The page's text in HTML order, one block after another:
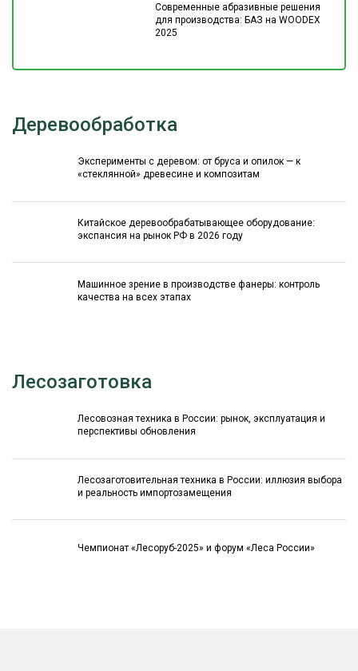
Современные абразивные решения
для производства: БАЗ на WOODEX
2025
Деревообработка
Эксперименты с деревом: от бруса и опилок — к
«стеклянной» древесине и композитам
Китайское деревообрабатывающее оборудование:
экспансия на рынок РФ в 2026 году
Машинное зрение в производстве фанеры: контроль
качества на всех этапах
Лесозаготовка
Лесовозная техника в России: рынок, эксплуатация и
перспективы обновления
Лесозаготовительная техника в России: иллюзия выбора
и реальность импортозамещения
Чемпионат «Лесоруб-2025» и форум «Леса России»